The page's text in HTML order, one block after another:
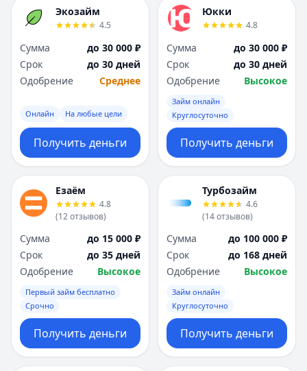
Экозайм
4.5
Сумма
до 30 000 ₽
Срок
до 30 дней
Одобрение
Среднее
Онлайн На любые цели
Получить деньги
Юкки
4.8
Сумма
до 30 000 ₽
Срок
до 30 дней
Одобрение
Высокое
Займ онлайн
Круглосуточно
Получить деньги
Езаём
4.8
(12отзывов)
Сумма
до 15 000 ₽
Срок
до 35 дней
Одобрение
Высокое
Первый займ бесплатно
Срочно
Получить деньги
Турбозайм
4.6
(14отзывов)
Сумма
до 100 000 ₽
Срок
до 168 дней
Одобрение
Высокое
Займ онлайн
Круглосуточно
Получить деньги